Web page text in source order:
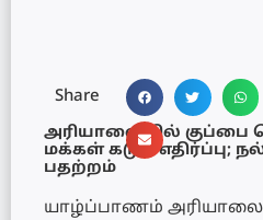
Share
அரியாலையில் குப்பை
மக்கள் கடும் எதிர்ப்பு;
பதற்றம்
யாழ்ப்பாணம்